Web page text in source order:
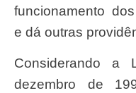
funcionamento
e dá outras
Considerando a Lei nº 8.142, de 28 de
dezembro de